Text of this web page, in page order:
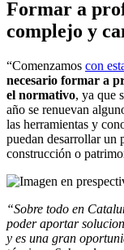
Formar a
complejo y
“Comenzamos con
necesario formar a
el normativo, ya que
año se renuevan
las herramientas y
puedan desarrollar
construcción o
“Sobre todo en
poder aportar
y es una gran